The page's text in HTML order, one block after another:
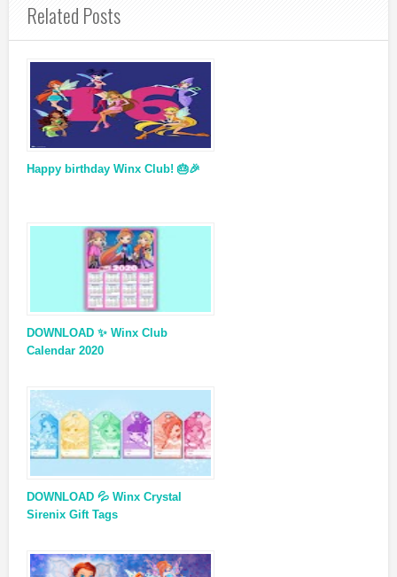
Related Posts
Happy birthday Winx Club! 🎂🎉
DOWNLOAD ✨ Winx Club
Calendar 2020
DOWNLOAD 💦 Winx Crystal
Sirenix Gift Tags